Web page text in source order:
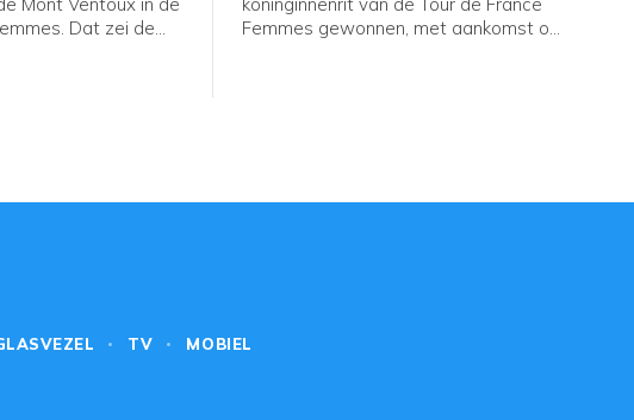
Dat zei de
Femmes gewonnen, met aankomst op
TV
MOBIEL